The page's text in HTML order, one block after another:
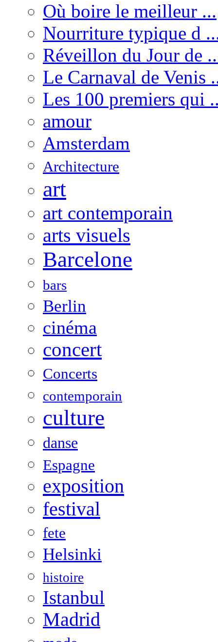
Où boire le meilleur ...
Nourriture typique d
Réveillon du Jour de
Le Carnaval de Venis
Les 100 premiers qui
amour
Amsterdam
Architecture
art
art contemporain
arts visuels
Barcelone
bars
Berlin
cinéma
concert
Concerts
contemporain
culture
danse
Espagne
exposition
festival
fete
Helsinki
histoire
Istanbul
Madrid